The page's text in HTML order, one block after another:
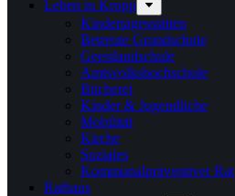
Leben in Kropp
Kindertagesstätten
Betreute Grundschule
Geestlandschule
Amtsvolkshochschule
Bücherei
Kinder & Jugendliche
Mobilität
Kirche
Soziales
Kommunalpräventiver Rat
Rathaus